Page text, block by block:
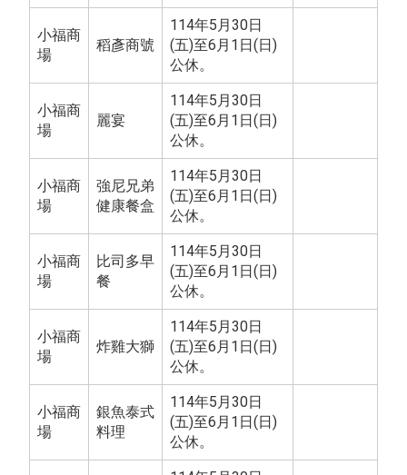
小福商
場
稻彥商號
114年5月30日
(五)至6月1日(日)
公休。
小福商
場
麗宴
114年5月30日
(五)至6月1日(日)
公休。
小福商
場
強尼兄弟
健康餐盒
114年5月30日
(五)至6月1日(日)
公休。
小福商
場
比司多早
餐
114年5月30日
(五)至6月1日(日)
公休。
小福商
場
炸雞大獅
114年5月30日
(五)至6月1日(日)
公休。
小福商
場
銀魚泰式
料理
114年5月30日
(五)至6月1日(日)
公休。